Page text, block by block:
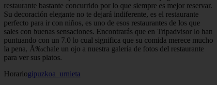
restaurante bastante concurrido por lo que siempre es mejor reservar.
Su decoración elegante no te dejará indiferente, es el restaurante
perfecto para ir con niños, es uno de esos restaurantes de los que
sales con buenas sensaciones. Encontrarás que en Tripadvisor lo han
puntuando con un 7.0 lo cual significa que su comida merece mucho
la pena, Ã‰chale un ojo a nuestra galería de fotos del restaurante
para ver sus platos.
Horariogipuzkoa_urnieta